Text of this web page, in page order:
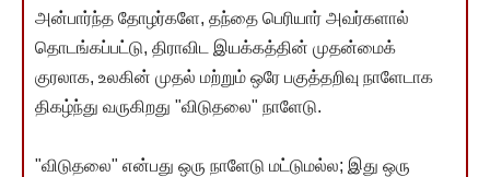
அன்பார்ந்த தோழர்களே, தந்தை பெரியார் அவர்களால்
தொடங்கப்பட்டு, திராவிட இயக்கத்தின் முதன்மைக்
குரலாக, உலகின் முதல் மற்றும் ஒரே பகுத்தறிவு நாளேடாக
திகழ்ந்து வருகிறது "விடுதலை" நாளேடு.
"விடுதலை" என்பது ஒரு நாளேடு மட்டுமல்ல; இது ஒரு